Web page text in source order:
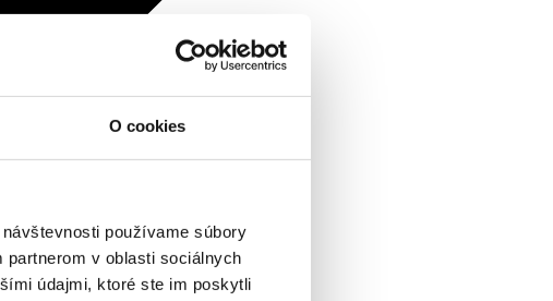
O cookies
používame súbory
v oblasti sociálnych
údajmi, ktoré ste im poskytli